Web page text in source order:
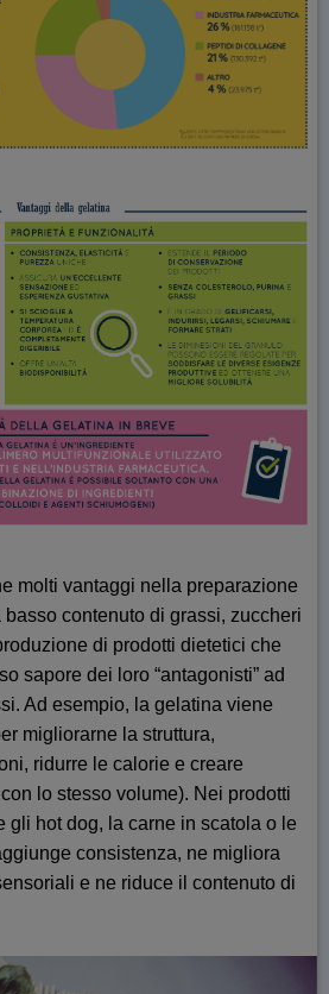
molti vantaggi nella preparazione
contenuto di grassi, zuccheri
di prodotti dietetici che
sapore dei loro “antagonisti” ad
Ad esempio, la gelatina viene
migliorarne la struttura,
ridurre le calorie e creare
lo stesso volume). Nei prodotti
gli hot dog, la carne in scatola o le
consistenza, ne migliora
e ne riduce il contenuto di